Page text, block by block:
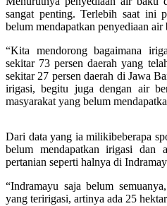
sangat penting. Terlebih saat ini
belum mendapatkan penyediaan air
“Kita mendorong bagaimana
sekitar 73 persen daerah yang
sekitar 27 persen daerah di Jawa
irigasi, begitu juga dengan air
masyarakat yang belum
Dari data yang ia milikibeberapa
belum mendapatkan irigasi dan
pertanian seperti halnya di
“Indramayu saja belum
yang teririgasi, artinya ada 25